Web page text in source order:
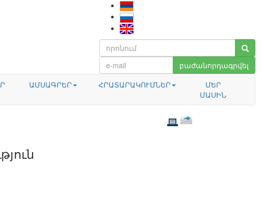
բաժանորդագրվել
ԱՄՍԱԳՐԵՐ ՀՐԱՏԱՐԱԿՈՒՄՆԵՐ
ՄԵՐ
ՄԱՍԻՆ